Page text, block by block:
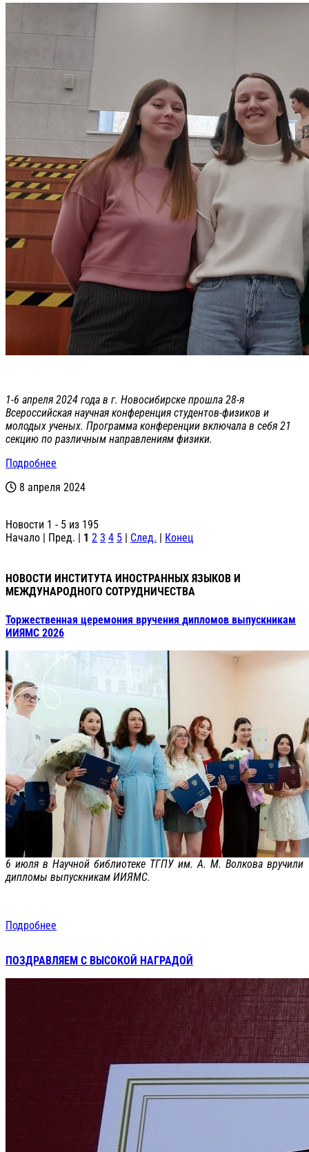
1-6 апреля 2024 года в г. Новосибирске прошла 28-я
Всероссийская научная конференция студентов-физиков и
молодых ученых. Программа конференции включала в себя 21
секцию по различным направлениям физики.
Подробнее
8 апреля 2024
Новости 1 - 5 из 195
Начало | Пред. | 1 2 3 4 5 | След. | Конец
НОВОСТИ ИНСТИТУТА ИНОСТРАННЫХ ЯЗЫКОВ И
МЕЖДУНАРОДНОГО СОТРУДНИЧЕСТВА
Торжественная церемония вручения дипломов выпускникам
ИИЯМС 2026
6 июля в Научной библиотеке ТГПУ им. А. М. Волкова вручили
дипломы выпускникам ИИЯМС.
Подробнее
ПОЗДРАВЛЯЕМ С ВЫСОКОЙ НАГРАДОЙ